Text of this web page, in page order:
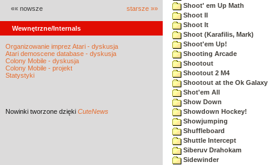
«« nowsze starsze »»
Wewnętrzne/Internals
Organizowanie imprez Atari - dyskusja
Atari demoscene database - dyskusja
Colony Mobile - dyskusja
Colony Mobile - projekt
Statystyki
Nowinki tworzone dzięki CuteNews
Shoot' em Up Math
Shoot II
Shoot It
Shoot (Karafilis, Mark)
Shoot'em Up!
Shooting Arcade
Shootout
Shootout 2 M4
Shootout at the Ok Galaxy
Shot'em All
Show Down
Showdown Hockey!
Showjumping
Shuffleboard
Shuttle Intercept
Siberuv Drahokam
Sidewinder